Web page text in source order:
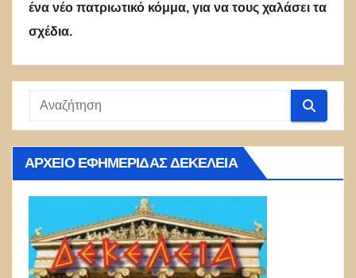
ένα νέο πατριωτικό κόμμα, για να τους χαλάσει τα
σχέδια.
ΑΡΧΕΊΟ ΕΦΗΜΕΡΊΔΑΣ ΔΕΚΈΛΕΙΑ